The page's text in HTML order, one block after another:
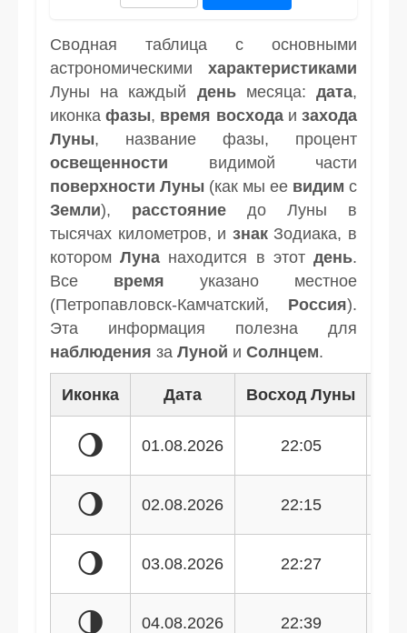
Сводная таблица с основными
астрономическими характеристиками
Луны на каждый деньмесяца:дата,
иконкафазы, время восходаизахода
Луны, название фазы, процент
освещенности видимой части
поверхности Луны (как мы ее видим с
Земли), расстояние до Луны в
тысячах километров, и знакЗодиака, в
которомЛуна находится в этотдень.
Все время указано местное
(Петропавловск-Камчатский, Россия).
Эта информация полезна для
наблюдения за Луной и Солнцем.
Иконка Дата Восход Луны
🌖 01.08.2026 22:05
🌖 02.08.2026 22:15
🌖 03.08.2026 22:27
🌗 04.08.2026 22:39